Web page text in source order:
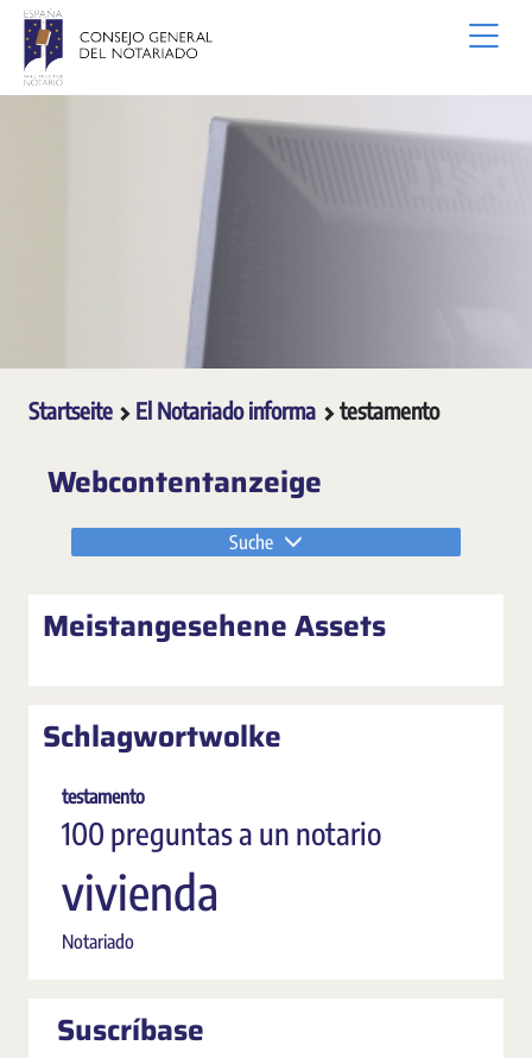
Zum Hauptinhalt springen
Startseite El Notariado informa testamento
Webcontentanzeige
Suche
Meistangesehene Assets
Schlagwortwolke
testamento
100 preguntas a un notario
vivienda
Notariado
Suscríbase